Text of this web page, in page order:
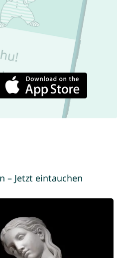
– Jetzt eintauchen